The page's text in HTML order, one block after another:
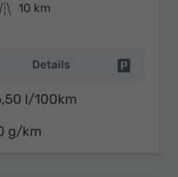
Kilometerstand 10 km
Details
l/100km
g/km